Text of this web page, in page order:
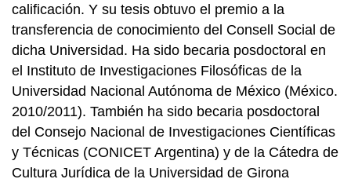
calificación. Y su tesis obtuvo el premio a la
transferencia de conocimiento del Consell Social de
dicha Universidad. Ha sido becaria posdoctoral en
el Instituto de Investigaciones Filosóficas de la
Universidad Nacional Autónoma de México (México.
2010/2011). También ha sido becaria posdoctoral
del Consejo Nacional de Investigaciones Científicas
y Técnicas (CONICET Argentina) y de la Cátedra de
Cultura Jurídica de la Universidad de Girona